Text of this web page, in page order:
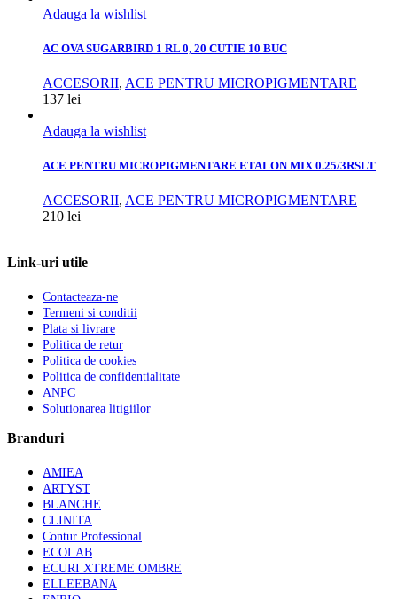
Adauga la wishlist
AC OVA SUGARBIRD 1 RL 0, 20 CUTIE 10 BUC
ACCESORII, ACE PENTRU MICROPIGMENTARE
137 lei
Adauga la wishlist
ACE PENTRU MICROPIGMENTARE ETALON MIX 0.25/3RSLT
ACCESORII, ACE PENTRU MICROPIGMENTARE
210 lei
Link-uri utile
Contacteaza-ne
Termeni si conditii
Plata si livrare
Politica de retur
Politica de cookies
Politica de confidentialitate
ANPC
Solutionarea litigiilor
Branduri
AMIEA
ARTYST
BLANCHE
CLINITA
Contur Professional
ECOLAB
ECURI XTREME OMBRE
ELLEEBANA